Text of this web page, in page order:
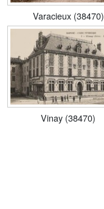
Varacieux (38470)
Vinay (38470)